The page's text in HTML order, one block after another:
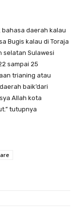
bahasa daerah kalau
Bugis kalau di Toraja
selatan Sulawesi
sampai 25
trianing atau
baik’dari
Allah kota
tutupnya